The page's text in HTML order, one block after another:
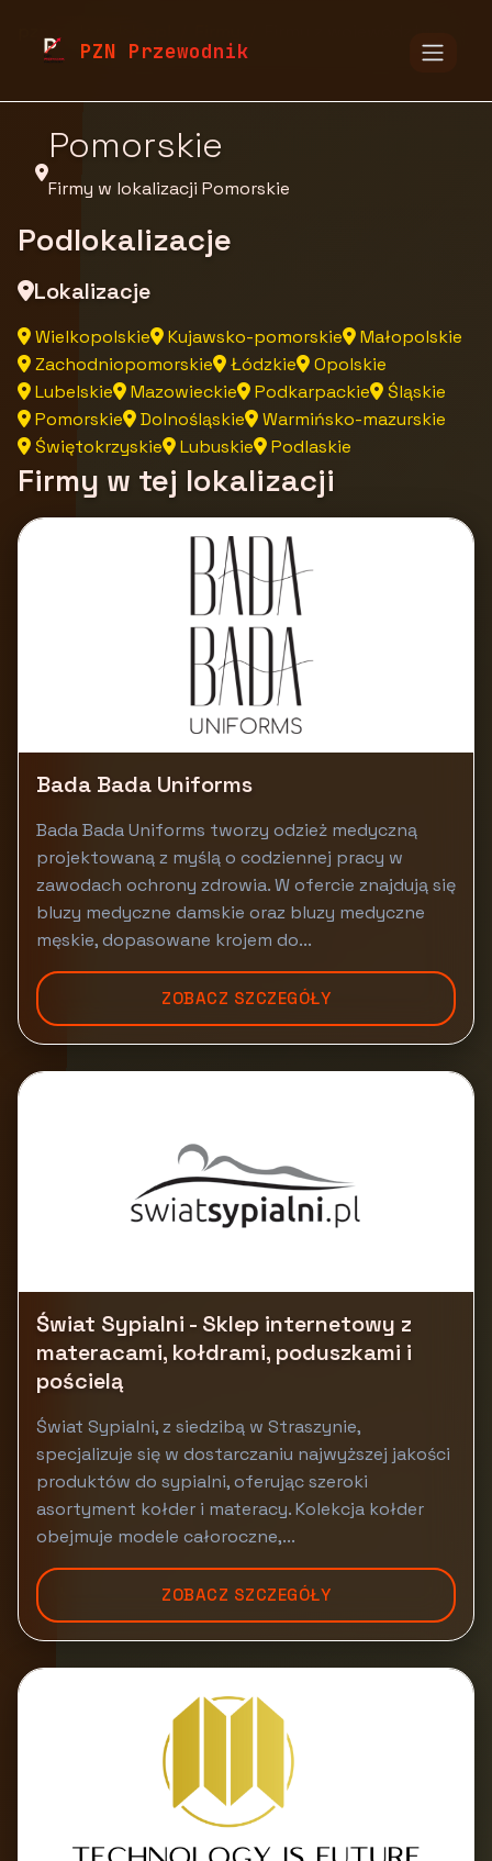
PZN Przewodnik
Pomorskie
Firmy w lokalizacji Pomorskie
Podlokalizacje
Lokalizacje
Wielkopolskie Kujawsko-pomorskie
Małopolskie
Zachodniopomorskie
Łódzkie
Opolskie
Lubelskie
Mazowieckie Podkarpackie
Śląskie
Pomorskie
Dolnośląskie
Warmińsko-mazurskie
Świętokrzyskie
Lubuskie Podlaskie
Firmy w tej lokalizacji
Bada Bada Uniforms
Bada Bada Uniforms tworzy odzież medyczną
projektowaną z myślą o codziennej pracy w
zawodach ochrony zdrowia. W ofercie znajdują się
bluzy medyczne damskie oraz bluzy medyczne
męskie, dopasowane krojem do...
ZOBACZ SZCZEGÓŁY
Świat Sypialni - Sklep internetowy z
materacami, kołdrami, poduszkami i
pościelą
Świat Sypialni, z siedzibą w Straszynie,
specjalizuje się w dostarczaniu najwyższej jakości
produktów do sypialni, oferując szeroki
asortyment kołder i materacy. Kolekcja kołder
obejmuje modele całoroczne,...
ZOBACZ SZCZEGÓŁY